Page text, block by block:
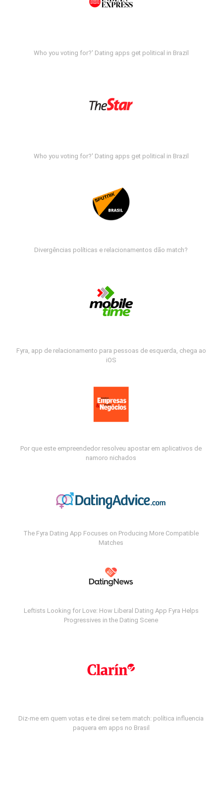
Who you voting for?' Dating apps get political in Brazil
Who you voting for?' Dating apps get political in Brazil
Divergências políticas e relacionamentos dão match?
Fyra, app de relacionamento para pessoas de esquerda, chega ao
iOS
Por que este empreendedor resolveu apostar em aplicativos de
namoro nichados
The Fyra Dating App Focuses on Producing More Compatible
Matches
Leftists Looking for Love: How Liberal Dating App Fyra Helps
Progressives in the Dating Scene
Diz-me em quem votas e te direi se tem match: política influencia
paquera em apps no Brasil